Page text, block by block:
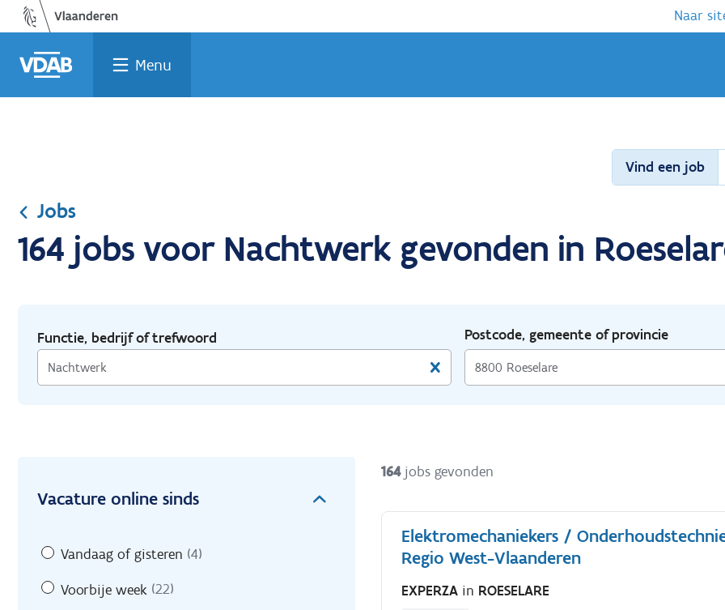
Ga
naar
de
inhoud
Vind
een
job
Vind
een
opleiding
Welke
job
past
bij
Terug
naar
home
Naar
Menu
Vind een job
Jobs
164 jobs voor Nachtwerk gevonden in
Functie, bedrijf of trefwoord
Postcode, gemeente of provincie
Vacature online sinds
Vandaag of gisteren (4)
Voorbije week (22)
164 jobs gevonden
Elektromechaniekers /
Regio West-Vlaanderen
EXPERZA in ROESELARE